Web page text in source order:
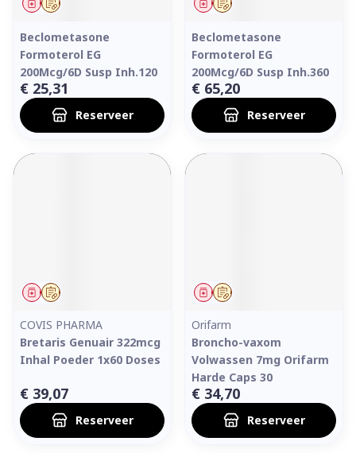
Op voorschrift
Geneesmiddel
Beclometasone
Formoterol EG
200Mcg/6D Susp Inh.120
€ 25,31
Reserveer
Op voorschrift
Geneesmiddel
Beclometasone
Formoterol EG
200Mcg/6D Susp Inh.360
€ 65,20
Reserveer
Op voorschrift
Geneesmiddel
COVIS PHARMA
Bretaris Genuair 322mcg
Inhal Poeder 1x60 Doses
€ 39,07
Reserveer
Op voorschrift
Geneesmiddel
Orifarm
Broncho-vaxom
Volwassen 7mg Orifarm
Harde Caps 30
€ 34,70
Reserveer